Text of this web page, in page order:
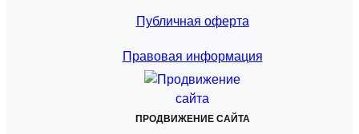
Публичная оферта
Правовая информация
ПРОДВИЖЕНИЕ САЙТА